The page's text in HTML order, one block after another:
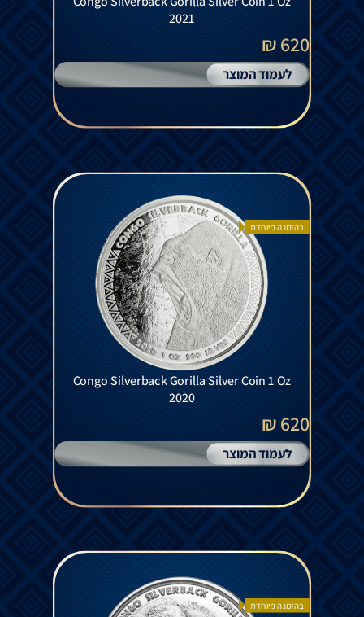
2021
620 ₪
לעמוד המוצר
בהזמנה מיוחדת
Congo Silverback Gorilla Silver Coin 1 Oz
2020
620 ₪
לעמוד המוצר
בהזמנה מיוחדת